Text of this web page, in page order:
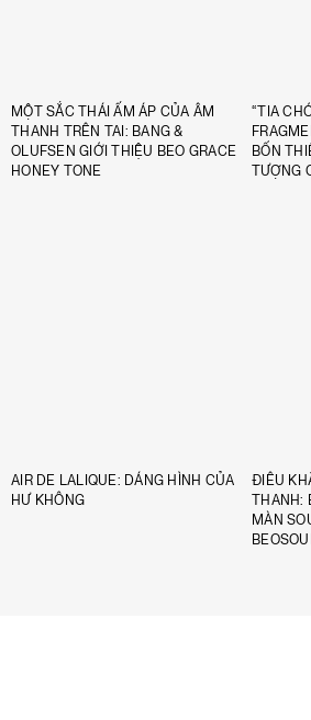
MỘT SẮC THÁI ẤM ÁP CỦA ÂM
THANH TRÊN TAI: BANG &
OLUFSEN GIỚI THIỆU BEO GRACE
HONEY TONE
“TIA
BỐN
TƯỢNG
AIR DE LALIQUE: DÁNG HÌNH CỦA
HƯ KHÔNG
ĐIÊU
THANH:
MÀN